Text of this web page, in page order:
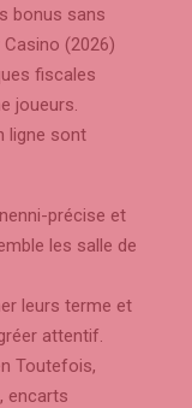
bonus sans
(2026)
fiscales
joueurs.
ligne sont
précise et
les salle de
leurs terme et
attentif.
Toutefois,
encarts